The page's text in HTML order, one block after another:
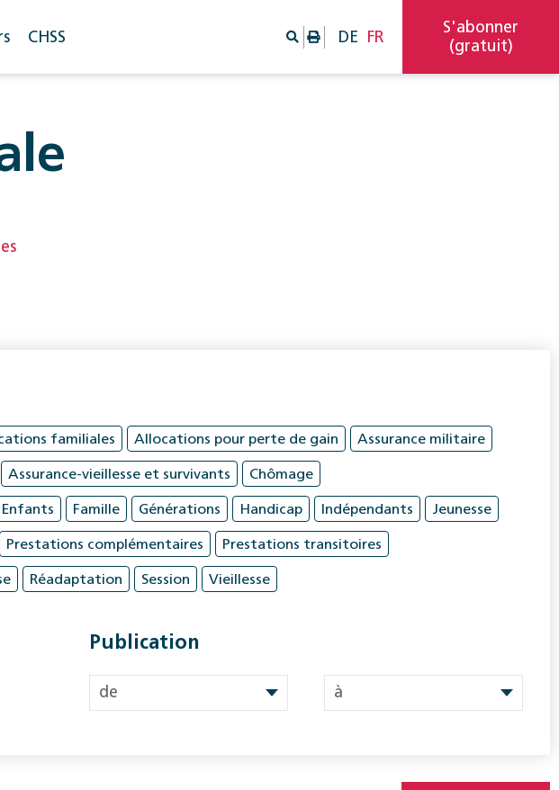
CHSS DE FR
S'abonner
(gratuit)
familiales Allocations pour perte de gain Assurance militaire
Assurance-vieillesse et survivants Chômage
Enfants Famille Générations Handicap Indépendants Jeunesse
Prestations complémentaires Prestations transitoires
Réadaptation Session Vieillesse
Publication